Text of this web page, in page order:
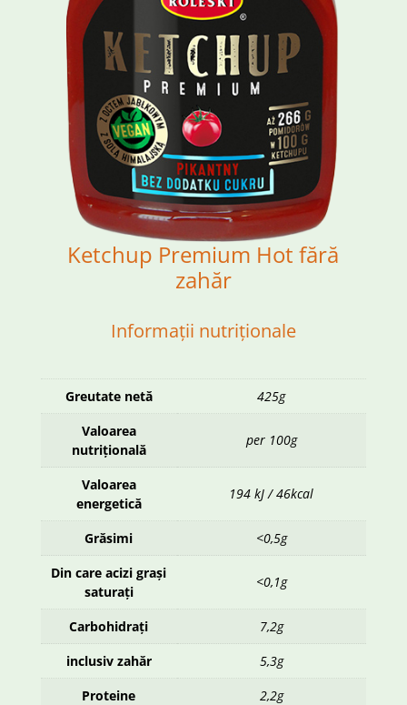
Ketchup Premium Hot fără
zahăr
Informații nutriționale
Greutate netă
425g
Valoarea
nutrițională
per 100g
Valoarea
energetică
194 kJ / 46kcal
Grăsimi
<0,5g
Din care acizi grași
saturați
<0,1g
Carbohidrați
7,2g
inclusiv zahăr
5,3g
Proteine
2,2g